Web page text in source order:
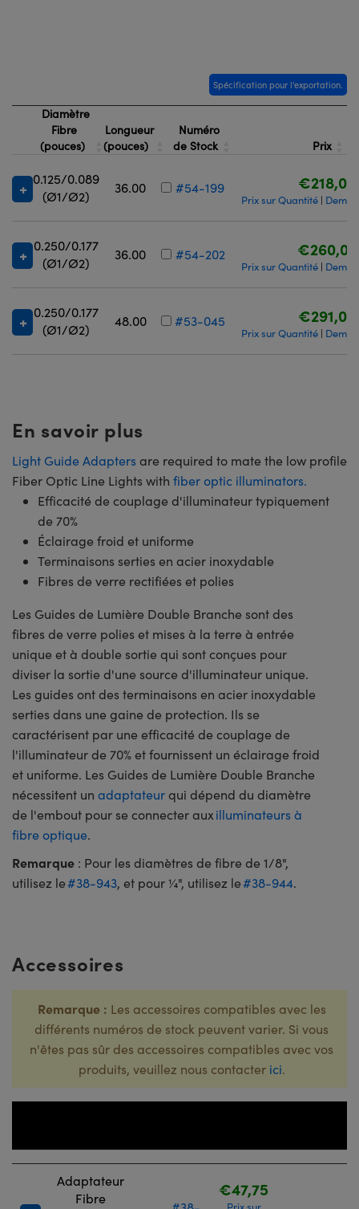
Spécification pour l'exportation.
Diamètre
Fibre
(pouces)
Longueur
(pouces)
Numéro
de Stock
Prix
0.125/0.089
(Ø1/Ø2)
36.00 #54-199 €218,00
Prix sur Quantité|
0.250/0.177
(Ø1/Ø2)
36.00 #54-202 €260,00
Prix sur Quantité|
0.250/0.177
(Ø1/Ø2)
48.00 #53-045 €291,00
Prix sur Quantité|
En savoir plus
Light Guide Adapters are required to mate the low profile
Fiber Optic Line Lights with fiber optic illuminators.
Efficacité de couplage d'illuminateur typiquement
de 70%
Éclairage froid et uniforme
Terminaisons serties en acier inoxydable
Fibres de verre rectifiées et polies
Les Guides de Lumière Double Branche sont des
fibres de verre polies et mises à la terre à entrée
unique et à double sortie qui sont conçues pour
diviser la sortie d'une source d'illuminateur unique.
Les guides ont des terminaisons en acier inoxydable
serties dans une gaine de protection. Ils se
caractérisent par une efficacité de couplage de
l'illuminateur de 70% et fournissent un éclairage froid
et uniforme. Les Guides de Lumière Double Branche
nécessitent un adaptateur qui dépend du diamètre
de l'embout pour se connecter auxilluminateurs à
fibre optique.
Remarque : Pour les diamètres de fibre de 1/8",
utilisez le#38-943, et pour ¼", utilisez le#38-944.
Accessoires
Remarque : Les accessoires compatibles avec les
différents numéros de stock peuvent varier. Si vous
n'êtes pas sûr des accessoires compatibles avec vos
produits, veuillez nous contacter ici.
Adaptateur
Fibre
€47,75